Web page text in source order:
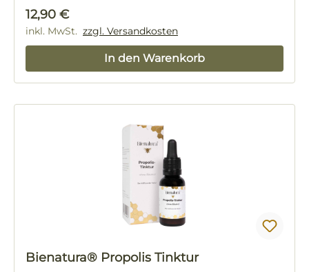
Regulärer Preis:
12,90 €
inkl. MwSt. zzgl. Versandkosten
In den Warenkorb
Bienatura® Propolis Tinktur